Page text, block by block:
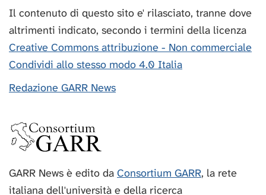
Il contenuto di questo sito e' rilasciato, tranne dove
altrimenti indicato, secondo i termini della licenza
Creative Commons attribuzione - Non commerciale
Condividi allo stesso modo 4.0 Italia
Redazione GARR News
GARR News è edito da Consortium GARR, la rete
italiana dell'università e della ricerca